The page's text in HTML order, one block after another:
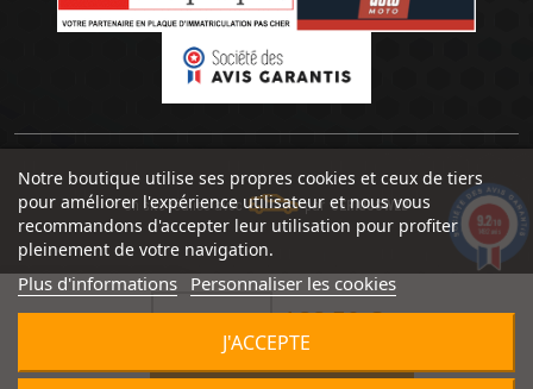
166,50 €
Notre boutique utilise ses propres cookies et ceux de tiers
pour améliorer l'expérience utilisateur et nous vous
recommandons d'accepter leur utilisation pour profiter
pleinement de votre navigation.
Plus d'informations Personnaliser les cookies
J'ACCEPTE
Un site réalisé avec par SERIOUSWEB
9.2/10
1492 avis